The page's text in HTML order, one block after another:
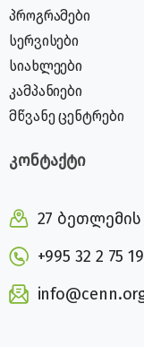
პროგრამები
სერვისები
სიახლეები
კამპანიები
მწვანე ცენტრები
კონტაქტი
27 ბეთლემის
+995 32 2 75